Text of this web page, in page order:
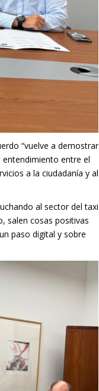
“vuelve a demostrar
entre el
a la ciudadanía y al
al sector del taxi
salen cosas positivas
paso digital y sobre